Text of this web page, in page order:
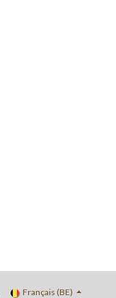
Français (BE)